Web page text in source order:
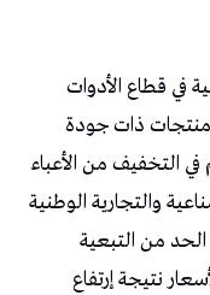
في قطاع الأدوات
منتجات ذات جودة
التخفيف من الأعباء
والتجارية الوطنية
من التبعية
نتيجة إرتفاع